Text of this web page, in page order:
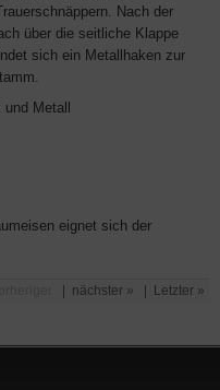
Nach der
über die seitliche Klappe
sich ein Metallhaken zur
Metall
eignet sich der
nächster » Letzter »